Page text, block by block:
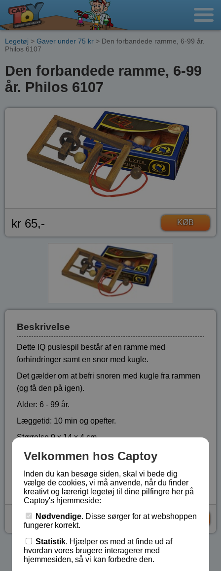
Legetøj > Gaver under 75 kr > Den forbandede ramme, 6-99 år.
Philos 6107
Den forbandede ramme, 6-99
år. Philos 6107
kr 65,- KØB
Beskrivelse
Dette IQ puslespil består af en ramme med
forhindringer samt en snor med kugle.
Det gælder om at befri snoren med kugle fra rammen
(og få den på igen).
Alder: 6 - 99 år.
Læggetid: 10 min og opefter.
Størrelse 9 x 14 x 4 cm..
Løsning medfølger.
Lagerstatus:På lager
Vare nr.: PHI-6107
kr 65,- KØB
Se flere produkter i kategorien Gaver under 75 kr
Velkommen hos Captoy
Inden du kan besøge siden, skal vi bede dig
vælge de cookies, vi må anvende, når du finder
kreativt og lærerigt legetøj til dine pilfingre her på
Captoy's hjemmeside:
Nødvendige. Disse sørger for at webshoppen
fungerer korrekt.
Statistik. Hjælper os med at finde ud af
hvordan vores brugere interagerer med
hjemmesiden, så vi kan forbedre den.